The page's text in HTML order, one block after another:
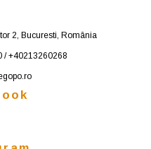
2, Bucuresti, România
/ +40213260268